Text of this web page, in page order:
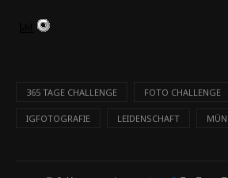
365 TAGE CHALLENGE FOTO CHALLENGE
IGFOTOGRAFIE LEIDENSCHAFT